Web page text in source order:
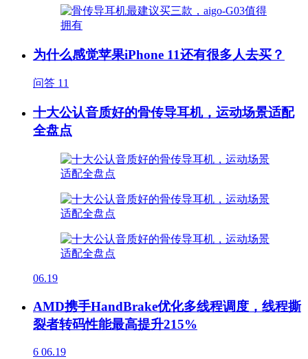
为什么感觉苹果iPhone 11还有很多人去买？
问答 11
十大公认音质好的骨传导耳机，运动场景适配
全盘点
06.19
AMD携手HandBrake优化多线程调度，线程撕
裂者转码性能最高提升215%
6 06.19